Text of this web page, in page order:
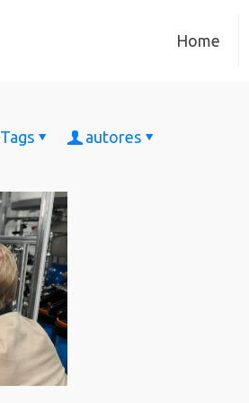
Home
Tags autores